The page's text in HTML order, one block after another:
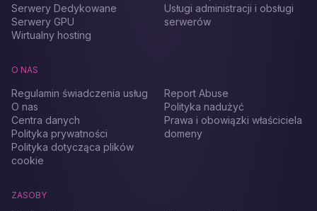
Serwery Dedykowane
Serwery GPU
Wirtualny hosting
Usługi administracji i obsługi
serwerów
O NAS
Regulamin świadczenia usług
O nas
Centra danych
Polityka prywatności
Polityka dotycząca plików
cookie
Report Abuse
Polityka nadużyć
Prawa i obowiązki właściciela
domeny
ZASOBY